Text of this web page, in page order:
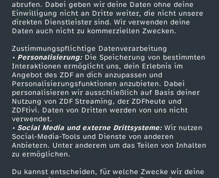
abrufen. Dabei geben wir deine Daten ohne deine
Einwilligung nicht an Dritte weiter, die nicht unsere
direkten Dienstleister sind. Wir verwenden deine
Daten auch nicht zu kommerziellen Zwecken.
Zustimmungspflichtige Datenverarbeitung
• Personalisierung:Die Speicherung von bestimmten
Interaktionen ermöglicht uns, dein Erlebnis im
Angebot des ZDF an dich anzupassen und
Personalisierungsfunktionen anzubieten. Dabei
personalisieren wir ausschließlich auf Basis deiner
Nutzung von ZDF Streaming, der ZDFheute und
ZDFtivi. Daten von Dritten werden von uns nicht
verwendet.
• Social Media und externe Drittsysteme:Wir nutzen
Social-Media-Tools und Dienste von anderen
Anbietern. Unter anderem um das Teilen von Inhalten
zu ermöglichen.
Du kannst entscheiden, für welche Zwecke wir deine
ZDF-Apps
Smart TV
ZDFtext
Livestreams
Sendungen A-Z
TV-Programm
ZDFmitreden
Kontakt zum ZDF
Tickets
Zuschauerservice
Hilfe
ZDF Unternehmen
Karriere